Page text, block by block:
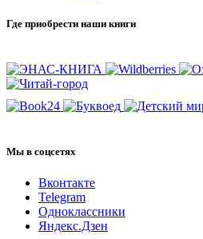
Где приобрести наши книги
Мы в соцсетях
Вконтакте
Telegram
Одноклассники
Яндекс.Дзен